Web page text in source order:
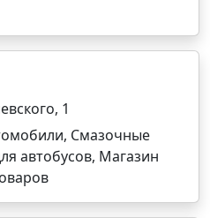
1
Смазочные
автобусов, Магазин